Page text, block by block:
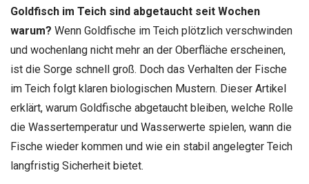
Goldfisch im Teich sind abgetaucht seit Wochen
warum? Wenn Goldfische im Teich plötzlich verschwinden
und wochenlang nicht mehr an der Oberfläche erscheinen,
ist die Sorge schnell groß. Doch das Verhalten der Fische
im Teich folgt klaren biologischen Mustern. Dieser Artikel
erklärt, warum Goldfische abgetaucht bleiben, welche Rolle
die Wassertemperatur und Wasserwerte spielen, wann die
Fische wieder kommen und wie ein stabil angelegter Teich
langfristig Sicherheit bietet.